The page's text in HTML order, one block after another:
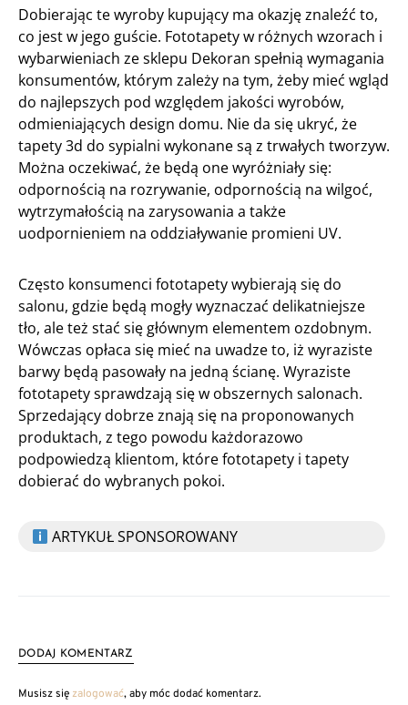
Dobierając te wyroby kupujący ma okazję znaleźć to,
co jest w jego guście. Fototapety w różnych wzorach i
wybarwieniach ze sklepu Dekoran spełnią wymagania
konsumentów, którym zależy na tym, żeby mieć wgląd
do najlepszych pod względem jakości wyrobów,
odmieniających design domu. Nie da się ukryć, że
tapety 3d do sypialni wykonane są z trwałych tworzyw.
Można oczekiwać, że będą one wyróżniały się:
odpornością na rozrywanie, odpornością na wilgoć,
wytrzymałością na zarysowania a także
uodpornieniem na oddziaływanie promieni UV.
Często konsumenci fototapety wybierają się do
salonu, gdzie będą mogły wyznaczać delikatniejsze
tło, ale też stać się głównym elementem ozdobnym.
Wówczas opłaca się mieć na uwadze to, iż wyraziste
barwy będą pasowały na jedną ścianę. Wyraziste
fototapety sprawdzają się w obszernych salonach.
Sprzedający dobrze znają się na proponowanych
produktach, z tego powodu każdorazowo
podpowiedzą klientom, które fototapety i tapety
dobierać do wybranych pokoi.
ARTYKUŁ SPONSOROWANY
DODAJ KOMENTARZ
Musisz sięzalogować, aby móc dodać komentarz.